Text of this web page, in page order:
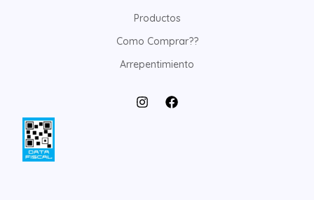
Productos
Como Comprar??
Arrepentimiento